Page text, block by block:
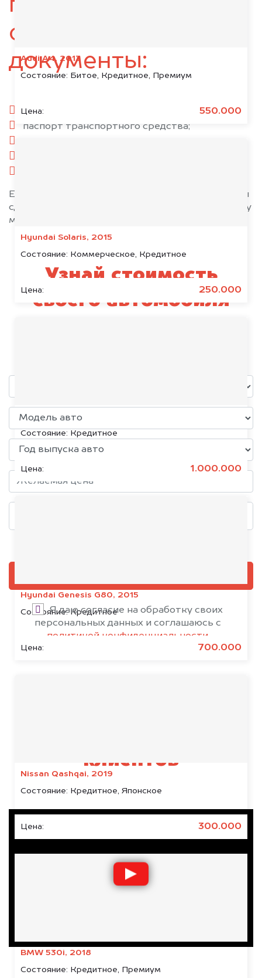
Audi A4, 2013
Состояние: Битое, Кредитное, Премиум
Цена: 550.000
Hyundai Solaris, 2015
Состояние: Коммерческое, Кредитное
Цена: 250.000
KIA K5, 2020
Состояние: Кредитное
Цена: 1.000.000
Hyundai Genesis G80, 2015
Состояние:Кредитное
Цена: 700.000
Nissan Qashqai, 2019
Состояние: Кредитное, Японское
Цена: 300.000
BMW 530i, 2018
Состояние: Кредитное, Премиум
подготовьте
следующие
документы:
паспорт гражданина РФ;
паспорт транспортного средства;
Если у вас нет всех документов, то наши юристы
сделают всё возможное, чтобы оформить сделку
максимально быстро!
Узнай стоимость
своего автомобиля
Я даю согласие на обработку своих
персональных данных и соглашаюсь с
политикой конфиденциальности
клиентов